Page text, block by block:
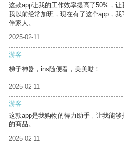
这款app让我的工作效率提高了50%，让
我以前经常加班，现在有了这个app，
伴家人。
2025-02-11
游客
梯子神器，ins随便看，美美哒！
2025-02-11
游客
这款app是我购物的得力助手，让我能
的商品。
2025-02-11